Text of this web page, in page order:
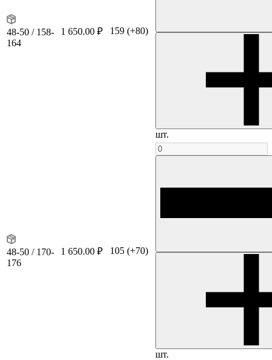
48-50 / 158-
164
1 650.00 ₽ 159 (+80)
шт.
48-50 / 170-
176
1 650.00 ₽ 105 (+70)
шт.